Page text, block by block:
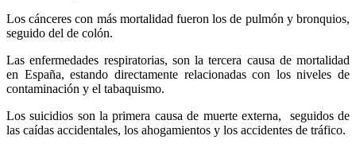
Los cánceres con más mortalidad fueron los de pulmón y bronquios,
seguido del de colón.
Las enfermedades respiratorias, son la tercera causa de mortalidad
en España, estando directamente relacionadas con los niveles de
contaminación y el tabaquismo.
Los suicidios son la primera causa de muerte externa, seguidos de
las caídas accidentales, los ahogamientos y los accidentes de tráfico.